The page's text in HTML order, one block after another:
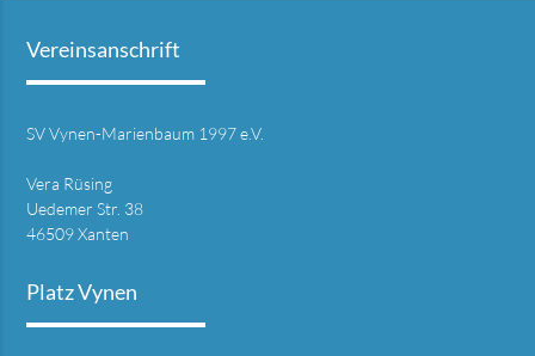
Vereinsanschrift
SV Vynen-Marienbaum 1997 e.V.
Vera Rüsing
Uedemer Str. 38
46509 Xanten
Platz Vynen